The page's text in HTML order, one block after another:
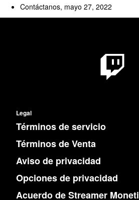
Contáctanos, mayo 27, 2022
Legal
Términos de servicio
Términos de Venta
Aviso de privacidad
Opciones de privacidad
Acuerdo de Streamer